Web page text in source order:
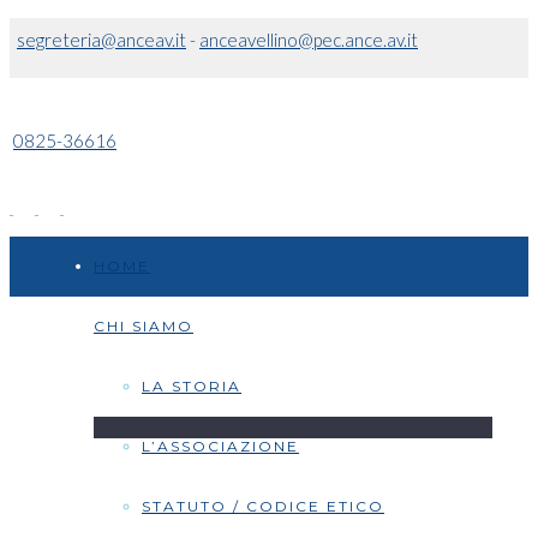
segreteria@anceav.it- anceavellino@pec.ance.av.it
0825-36616
CHI SIAMO
LA STORIA
L’ASSOCIAZIONE
STATUTO / CODICE ETICO